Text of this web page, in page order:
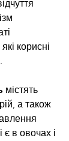
корисні
містять
а також
є в овочах і